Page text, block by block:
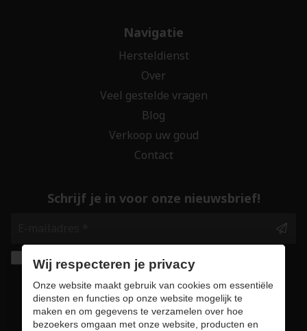
Navigatie
Hersteldienst
Over
Veel gestelde vragen
Blog
Verkoop uw goud
Contact
Schrijf je in voor onze nieuwsbrief!
Ik geef de toestemming om mijn gegevens te
bewaren en verwerken zoals aangegeven in
onzeprivacy statement. *
Wij respecteren je privacy
Onze website maakt gebruik van cookies om essentiële
diensten en functies op onze website mogelijk te
maken en om gegevens te verzamelen over hoe
bezoekers omgaan met onze website, producten en